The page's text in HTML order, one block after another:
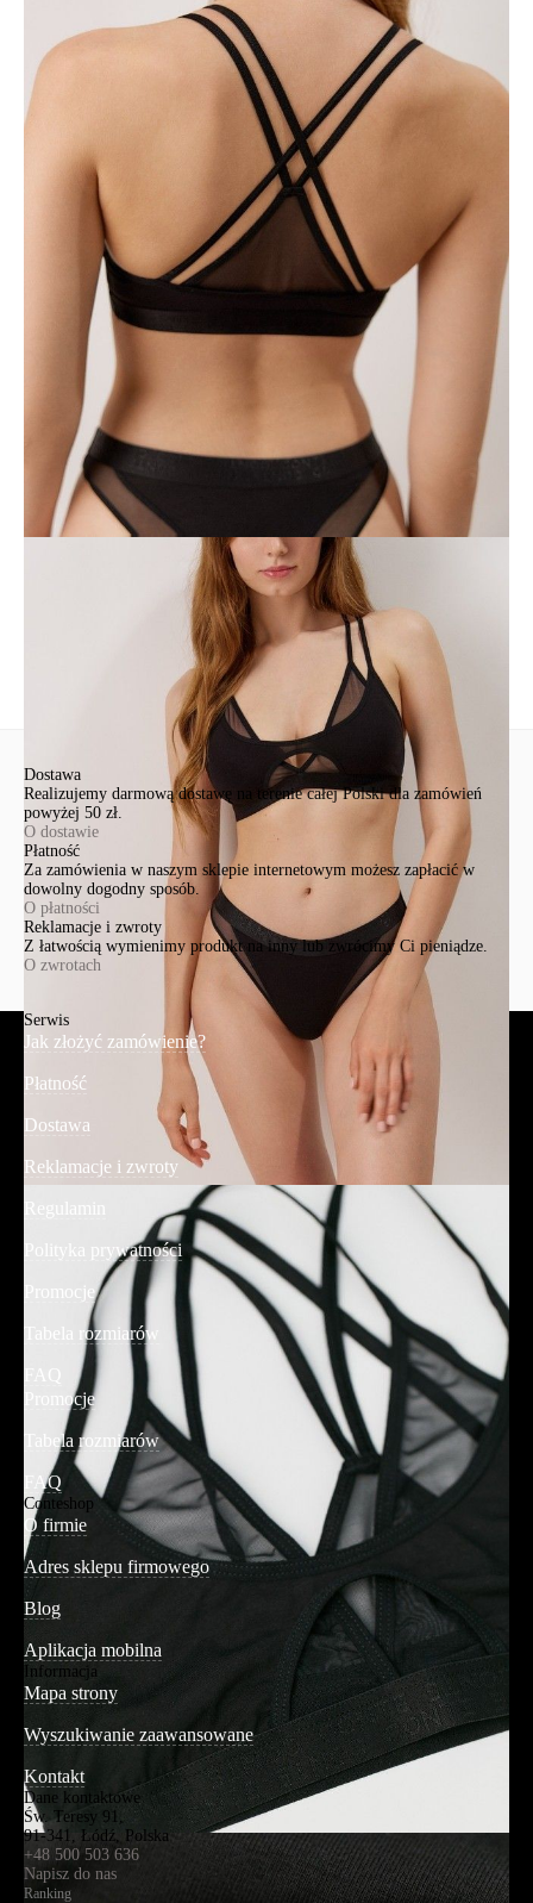
BAMBUS PREMIUM
: Najwyższej jakości tkanina, która zapewnia
ciepło, gdy jest zimno i chłód, gdy jest gorąco. Dobrze wchłania
wilgoć, ale jednocześnie eliminuje pojawianie się nieprzyjemnego
zapachu. Nie powoduje podrażnień skóry.
• bez fiszbin,
• podwójne miękkie miseczki wykonane z bambusowej przędzy i
• rozcięcie pod biustem,
• cienkie, skrzyżowane elastyczne ramiączka;
• wstawka z kręconej siateczki z tyłu,
• u dołu szeroka gumka z logo marki,
• zachowanie kształtu i koloru przy jednoczesnym przestrzeganiu
zaleceń dotyczących pielęgnacji,
• efektowna i wygodna bielizna.
1008020920070588
włókno bambusowe 49%, poliamid 40%, elastan 11%
Udostępnij produkt
Podmiot odpowiedzialny
EuroTrade Tex Sp z o.o.
Św. Teresy 91
91-341, Łódź, Polska
+48 500-503-636
info@conteshop.pl
Ten produkt nie ma pytań Możesz zadać pytanie, klikając przycisk
Dostawa
Realizujemy darmową dostawę na terenie całej Polski dla zamówień
powyżej 50 zł.
O dostawie
Płatność
Za zamówienia w naszym sklepie internetowym możesz zapłacić w
dowolny dogodny sposób.
O płatności
Reklamacje i zwroty
Z łatwością wymienimy produkt na inny lub zwrócimy Ci pieniądze.
O zwrotach
Serwis
Jak złożyć zamówienie?
Płatność
Dostawa
Reklamacje i zwroty
Regulamin
Polityka prywatności
Promocje
Tabela rozmiarów
Promocje
Tabela rozmiarów
FAQ
Conteshop
O firmie
Adres sklepu firmowego
Blog
Aplikacja mobilna
Informacja
Mapa strony
Wyszukiwanie zaawansowane
Kontakt
Dane kontaktowe
Św. Teresy 91,
91-341, Łódź, Polska
+48 500 503 636
Napisz do nas
Ranking